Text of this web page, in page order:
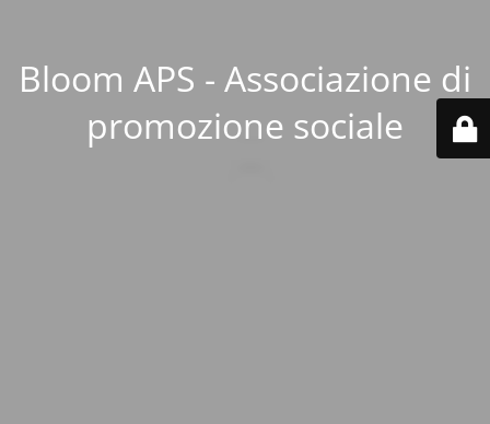
Bloom APS - Associazione di
promozione sociale